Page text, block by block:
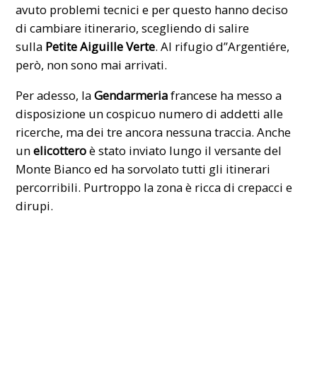
avuto problemi tecnici e per questo hanno deciso
di cambiare itinerario, scegliendo di salire
sulla Petite Aiguille Verte. Al rifugio d’’Argentiére,
però, non sono mai arrivati.
Per adesso, laGendarmeriafrancese ha messo a
disposizione un cospicuo numero di addetti alle
ricerche, ma dei tre ancora nessuna traccia. Anche
unelicotteroè stato inviato lungo il versante del
Monte Bianco ed ha sorvolato tutti gli itinerari
percorribili. Purtroppo la zona è ricca di crepacci e
dirupi.